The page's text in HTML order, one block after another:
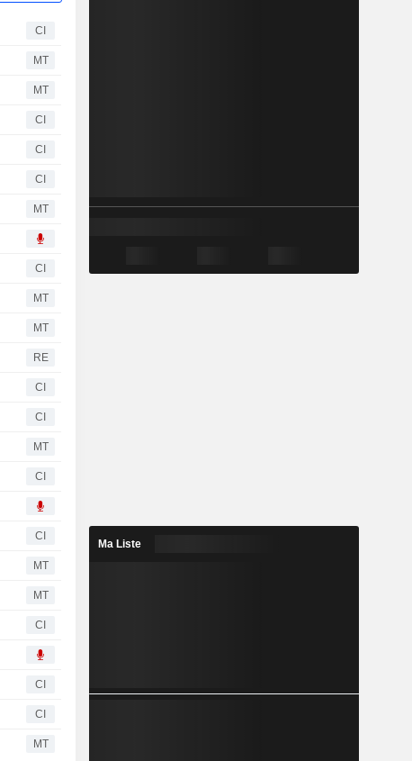
CI
MT
MT
CI
CI
CI
MT
CI
MT
MT
RE
CI
CI
MT
CI
CI
MT
MT
CI
CI
CI
MT
Ma Liste